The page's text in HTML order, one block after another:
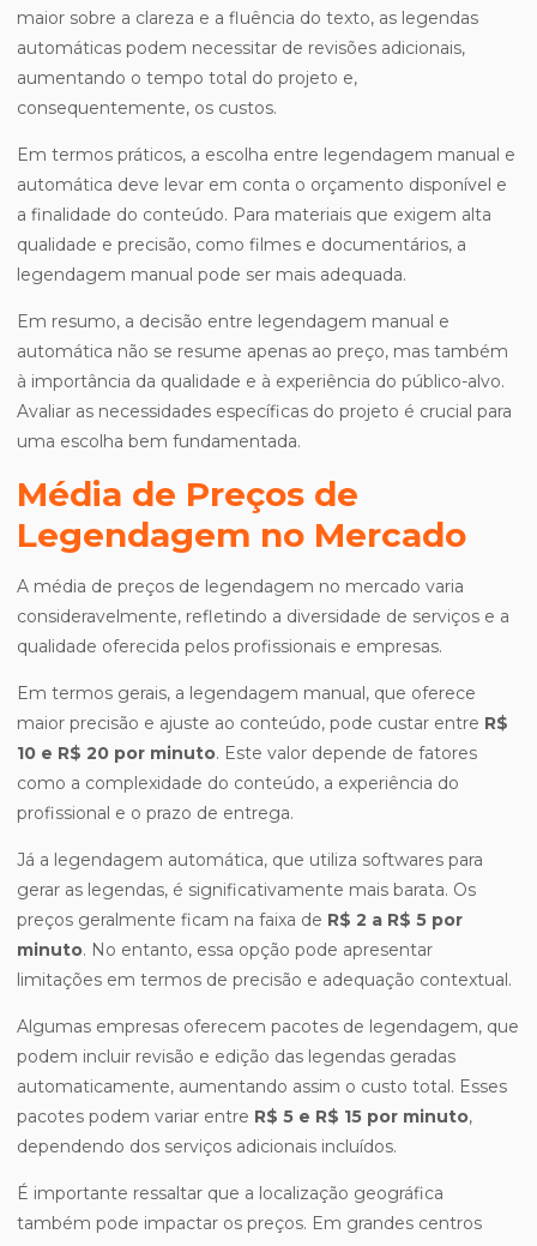
maior sobre a clareza e a fluência do texto, as legendas
automáticas podem necessitar de revisões adicionais,
aumentando o tempo total do projeto e,
consequentemente, os custos.
Em termos práticos, a escolha entre legendagem manual e
automática deve levar em conta o orçamento disponível e
a finalidade do conteúdo. Para materiais que exigem alta
qualidade e precisão, como filmes e documentários, a
legendagem manual pode ser mais adequada.
Em resumo, a decisão entre legendagem manual e
automática não se resume apenas ao preço, mas também
à importância da qualidade e à experiência do público-alvo.
Avaliar as necessidades específicas do projeto é crucial para
uma escolha bem fundamentada.
Média de Preços de
Legendagem no Mercado
A média de preços de legendagem no mercado varia
consideravelmente, refletindo a diversidade de serviços e a
qualidade oferecida pelos profissionais e empresas.
Em termos gerais, a legendagem manual, que oferece
maior precisão e ajuste ao conteúdo, pode custar entre R$
10 e R$ 20 por minuto. Este valor depende de fatores
como a complexidade do conteúdo, a experiência do
profissional e o prazo de entrega.
Já a legendagem automática, que utiliza softwares para
gerar as legendas, é significativamente mais barata. Os
preços geralmente ficam na faixa de R$ 2 a R$ 5 por
minuto. No entanto, essa opção pode apresentar
limitações em termos de precisão e adequação contextual.
Algumas empresas oferecem pacotes de legendagem, que
podem incluir revisão e edição das legendas geradas
automaticamente, aumentando assim o custo total. Esses
pacotes podem variar entre R$ 5 e R$ 15 por minuto,
dependendo dos serviços adicionais incluídos.
É importante ressaltar que a localização geográfica
também pode impactar os preços. Em grandes centros